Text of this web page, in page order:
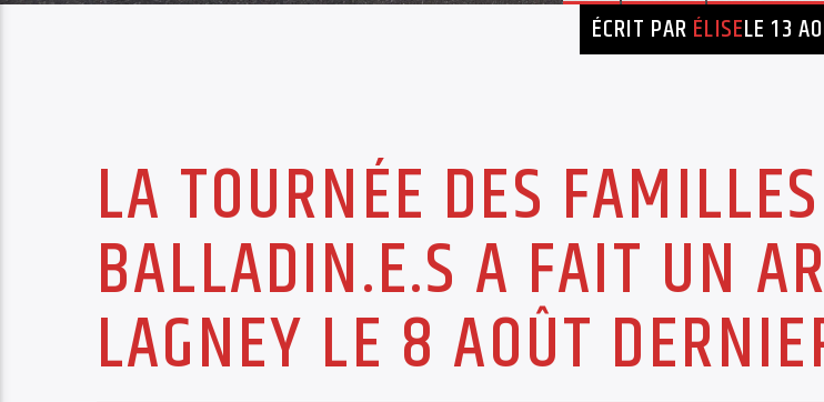
ÉCRIT PAR ÉLISELE 13
LA TOURNÉE DES
BALLADIN.E.S A FAIT UN
LAGNEY LE 8 AOÛT